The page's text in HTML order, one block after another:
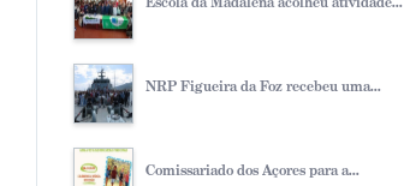
NRP Figueira da Foz recebeu uma...
Comissariado dos Açores para a...